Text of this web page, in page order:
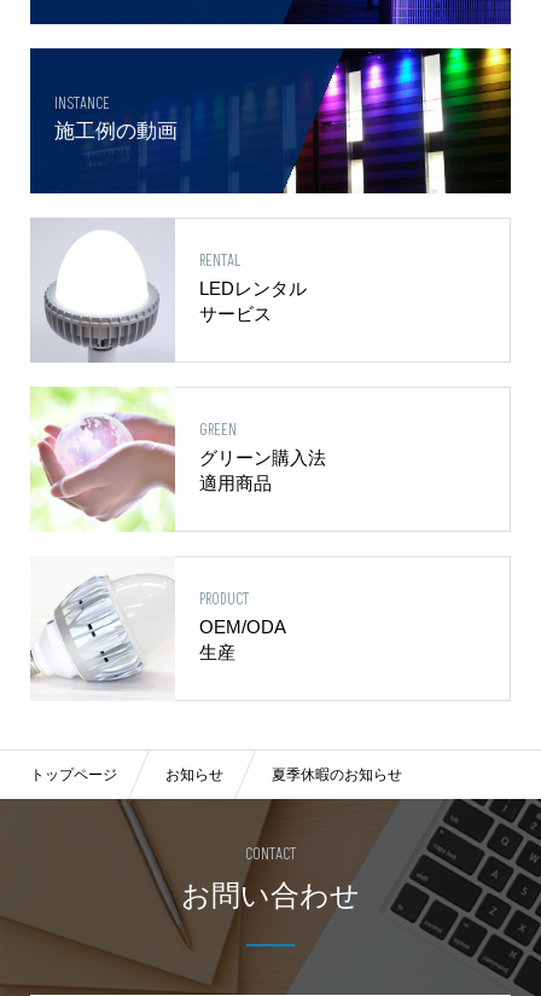
INSTANCE
施工例の動画
RENTAL
LEDレンタル
サービス
GREEN
グリーン購入法
適用商品
PRODUCT
OEM/ODA
生産
トップページ お知らせ 夏季休暇のお知らせ
CONTACT
お問い合わせ